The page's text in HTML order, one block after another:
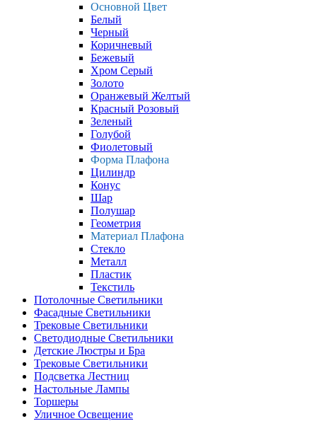
Основной Цвет
Белый
Черный
Коричневый
Бежевый
Хром Серый
Золото
Оранжевый Желтый
Красный Розовый
Зеленый
Голубой
Фиолетовый
Форма Плафона
Цилиндр
Конус
Шар
Полушар
Геометрия
Материал Плафона
Стекло
Металл
Пластик
Текстиль
Потолочные Светильники
Фасадные Светильники
Трековые Светильники
Светодиодные Светильники
Детские Люстры и Бра
Трековые Светильники
Подсветка Лестниц
Настольные Лампы
Торшеры
Уличное Освещение